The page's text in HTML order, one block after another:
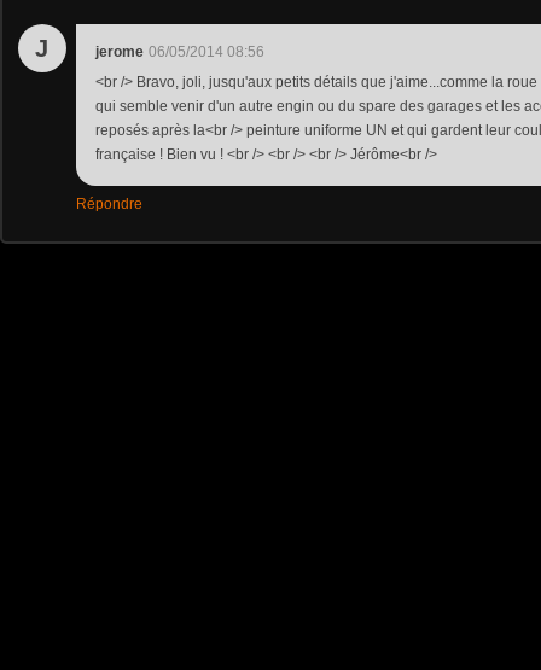
J jerome 06/05/2014 08:56
<br /> Bravo, joli, jusqu'aux petits détails que j'aime...comme la
qui semble venir d'un autre engin ou du spare des garages et les
reposés après la<br /> peinture uniforme UN et qui gardent leur
française ! Bien vu ! <br /> <br /> <br /> Jérôme<br />
Répondre